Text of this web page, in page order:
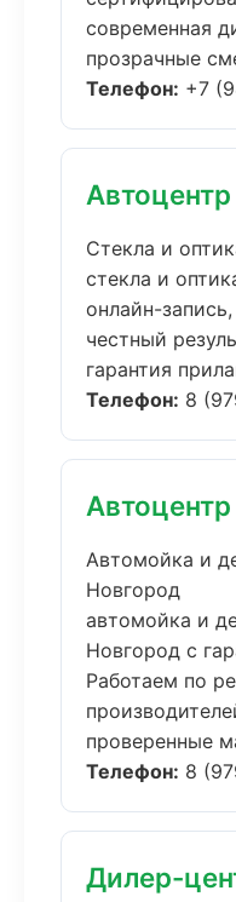
современная
прозрачные
Телефон: +7
Стекла и
стекла и
онлайн-
честный
гарантия
Телефон: 8
Автомойка и
Новгород
автомойка и
Новгород с
Работаем по
проверенные
Телефон: 8
Дилер-